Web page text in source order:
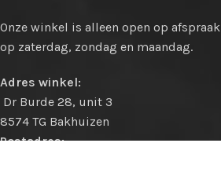
Onze winkel is alleen open op afspraak
op zaterdag, zondag en maandag.
Adres winkel:
Dr Burde 28, unit 3
8574 TG Bakhuizen
Postadres: